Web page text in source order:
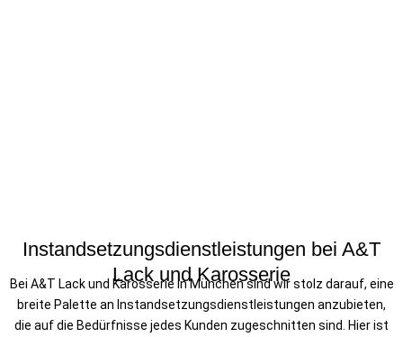
Instandsetzungsdienstleistungen bei A&T
Lack und Karosserie
Bei A&T Lack und Karosserie in München sind wir stolz darauf, eine
breite Palette an Instandsetzungsdienstleistungen anzubieten,
die auf die Bedürfnisse jedes Kunden zugeschnitten sind. Hier ist